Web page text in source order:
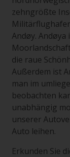
zehngrößte
Andøy.
die raue
Außerdem ist
man im
beobachten
unabhängig
unserer
Auto leihen.
Erkunden Sie